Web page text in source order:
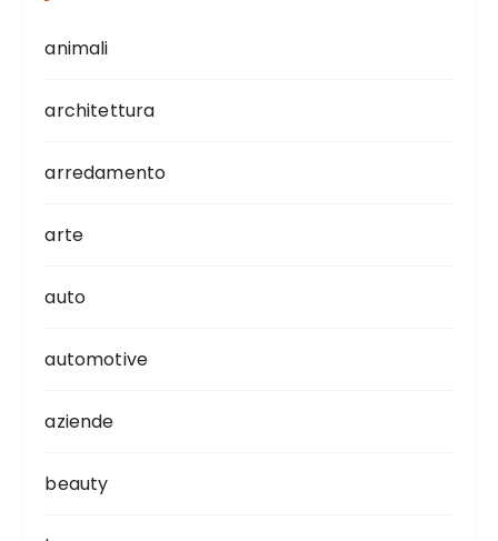
animali
architettura
arredamento
arte
auto
automotive
aziende
beauty